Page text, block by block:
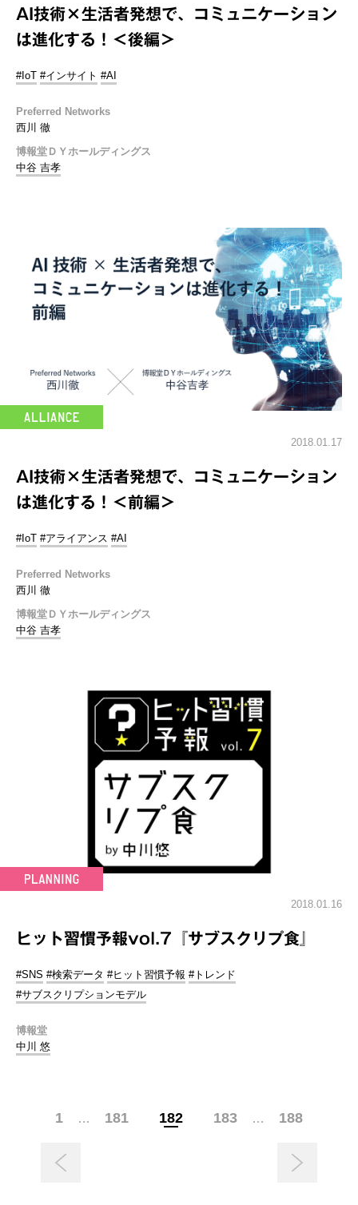
AI技術×生活者発想で、コミュニケーション
は進化する！＜後編＞
#IoT #インサイト #AI
Preferred Networks
西川 徹
博報堂ＤＹホールディングス
中谷 吉孝
2018.01.17
AI技術×生活者発想で、コミュニケーション
は進化する！＜前編＞
#IoT #アライアンス #AI
Preferred Networks
西川 徹
博報堂ＤＹホールディングス
中谷 吉孝
2018.01.16
ヒット習慣予報vol.7『サブスクリプ食』
#SNS #検索データ #ヒット習慣予報 #トレンド
#サブスクリプションモデル
博報堂
中川 悠
1 … 181 182 183 … 188